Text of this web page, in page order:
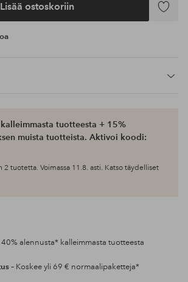
Lisää ostoskoriin
Lisää
tuotteesta + 15%
muista tuotteista. Aktivoi koodi:
2 tuotetta. Voimassa 11.8. asti. Katso täydelliset
40% alennusta* kalleimmasta tuotteesta
– Koskee yli 69 € normaalipaketteja*